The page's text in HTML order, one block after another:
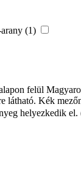
(1)
felül
látható. Kék
helyezkedik el.